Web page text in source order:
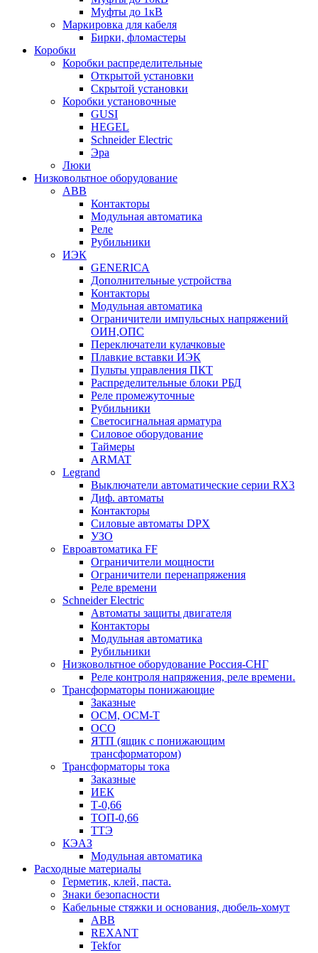
Муфты до 1кВ
Маркировка для кабеля
Бирки, фломастеры
Коробки
Коробки распределительные
Открытой установки
Скрытой установки
Коробки установочные
GUSI
HEGEL
Schneider Electric
Эра
Люки
Низковольтное оборудование
ABB
Контакторы
Модульная автоматика
Реле
Рубильники
ИЭК
GENERICA
Дополнительные устройства
Контакторы
Модульная автоматика
Ограничители импульсных напряжений
ОИН,ОПС
Переключатели кулачковые
Плавкие вставки ИЭК
Пульты управления ПКТ
Распределительные блоки РБД
Реле промежуточные
Рубильники
Светосигнальная арматура
Силовое оборудование
Таймеры
ARMAT
Legrand
Выключатели автоматические серии RX3
Диф. автоматы
Контакторы
Силовые автоматы DPX
УЗО
Евроавтоматика FF
Ограничители мощности
Ограничители перенапряжения
Реле времени
Schneider Electric
Автоматы защиты двигателя
Контакторы
Модульная автоматика
Рубильники
Низковольтное оборудование Россия-СНГ
Реле контроля напряжения, реле времени.
Трансформаторы понижающие
Заказные
ОСМ, ОСМ-Т
ОСО
ЯТП (ящик с понижающим
трансформатором)
Трансформаторы тока
Заказные
ИЕК
Т-0,66
ТОП-0,66
ТТЭ
КЭАЗ
Модульная автоматика
Расходные материалы
Герметик, клей, паста.
Знаки безопасности
Кабельные стяжки и основания, дюбель-хомут
ABB
REXANT
Tekfor